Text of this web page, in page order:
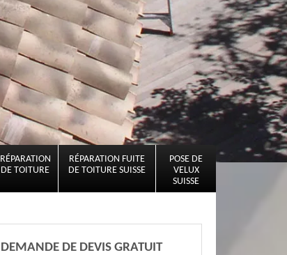
RÉPARATION
DE TOITURE
RÉPARATION FUITE
DE TOITURE SUISSE
POSE DE
VELUX
SUISSE
DEMANDE DE DEVIS GRATUIT